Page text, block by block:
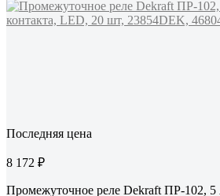
Последняя цена
8 172 ₽
Промежуточное реле Dekraft ПР-102,